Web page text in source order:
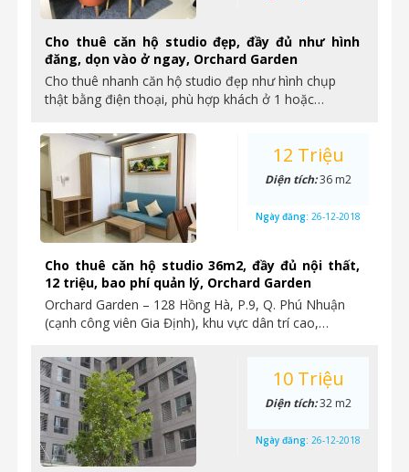
Cho thuê căn hộ studio đẹp, đầy đủ như hình
đăng, dọn vào ở ngay, Orchard Garden
Cho thuê nhanh căn hộ studio đẹp như hình chụp
thật bằng điện thoại, phù hợp khách ở 1 hoặc…
Cho thuê căn hộ studio 36m2, đầy đủ nội thất,
12 triệu, bao phí quản lý, Orchard Garden
Orchard Garden – 128 Hồng Hà, P.9, Q. Phú Nhuận
(cạnh công viên Gia Định), khu vực dân trí cao,…
12 Triệu
Diện tích:36 m2
Ngày đăng: 26-12-2018
10 Triệu
Diện tích:32 m2
Ngày đăng: 26-12-2018